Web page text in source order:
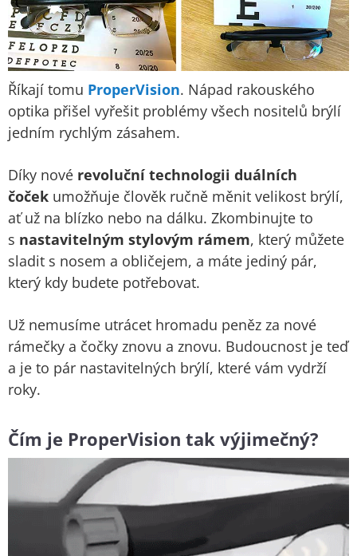
Říkají tomu ProperVision. Nápad rakouského
optika přišel vyřešit problémy všech nositelů brýlí
jedním rychlým zásahem.
Díky nové revoluční technologii duálních
čoček umožňuje člověk ručně měnit velikost brýlí,
ať už na blízko nebo na dálku. Zkombinujte to
s nastavitelným stylovým rámem, který můžete
sladit s nosem a obličejem, a máte jediný pár,
který kdy budete potřebovat.
Už nemusíme utrácet hromadu peněz za nové
rámečky a čočky znovu a znovu. Budoucnost je teď
a je to pár nastavitelných brýlí, které vám vydrží
roky.
Čím je ProperVision tak výjimečný?